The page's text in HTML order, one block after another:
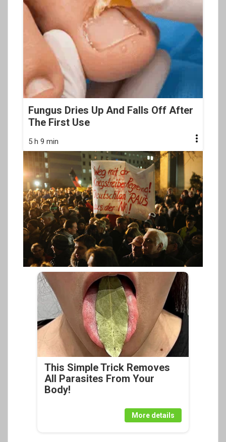
Fungus Dries Up And Falls Off After
The First Use
5 h 9 min
This Simple Trick Removes
All Parasites From Your
Body!
More details